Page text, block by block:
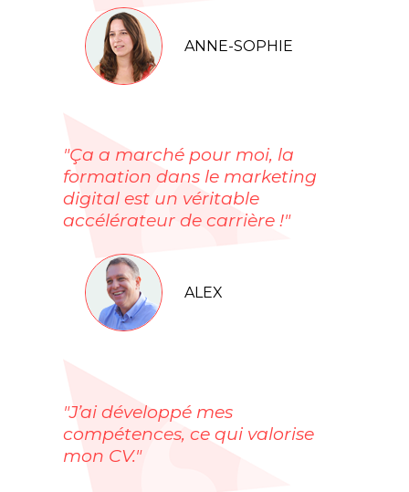
ANNE-SOPHIE
"Ça a marché pour moi, la
formation dans le marketing
digital est un véritable
accélérateur de carrière !"
ALEX
"J’ai développé mes
compétences, ce qui valorise
mon CV."